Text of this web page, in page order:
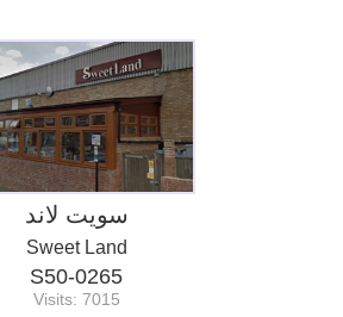
سويت لاند
Sweet Land
S50-0265
Visits: 7015